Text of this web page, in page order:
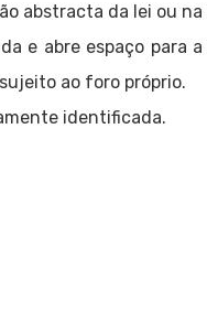
abstracta da lei ou na
e abre espaço para a
ao foro próprio.
identificada.